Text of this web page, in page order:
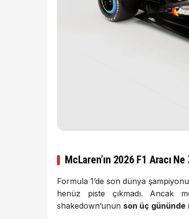
McLaren’ın 2026 F1 Aracı
Formula 1’de son dünya şampiyonu
henüz piste çıkmadı. Ancak
shakedown’unun son üç gününde